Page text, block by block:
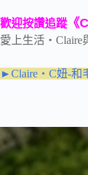
歡迎按讚追蹤 《
愛上生活‧Claire
►Claire‧C妞-和